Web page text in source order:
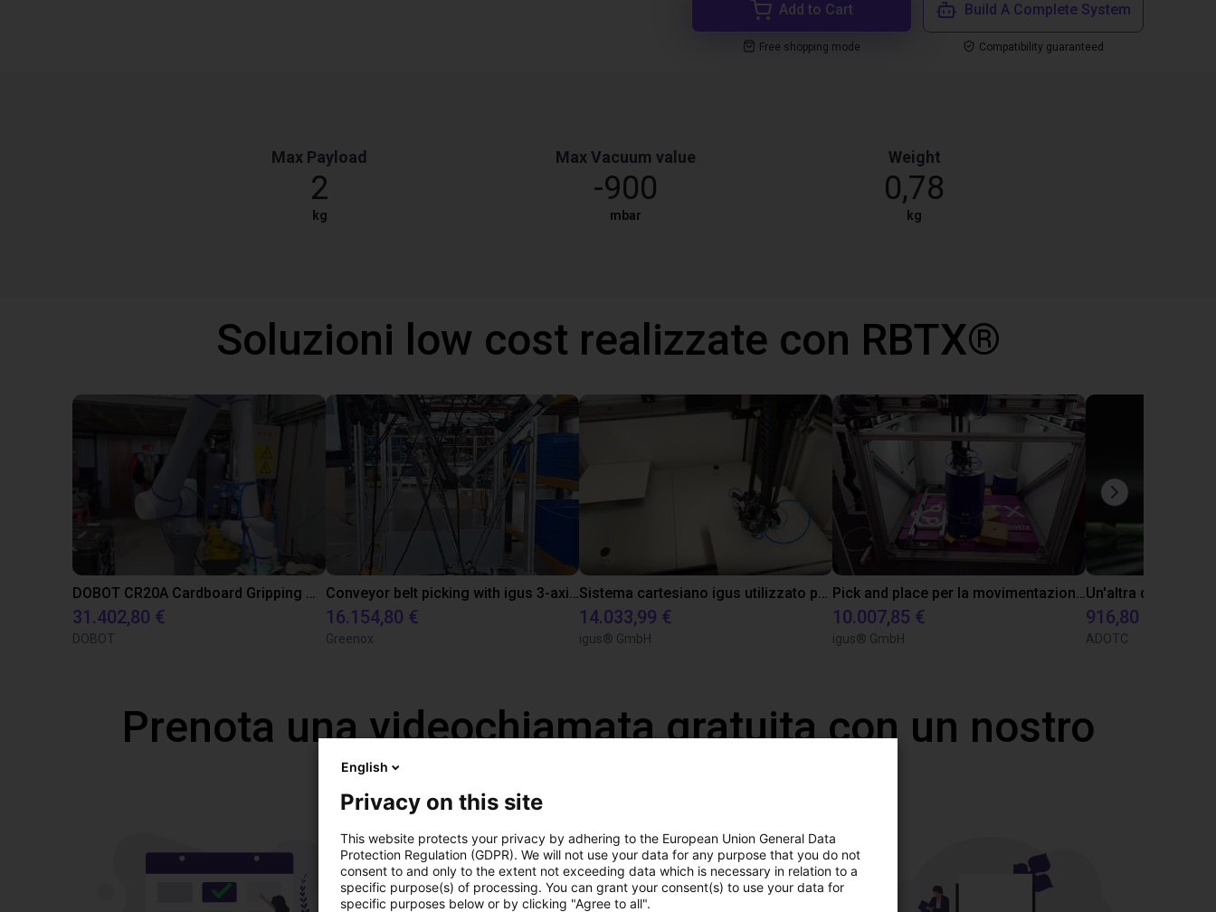
Add to Cart
Free shopping mode
Build A Complete System
Compatibility guaranteed
Max Payload
2
kg
Max Vacuum value
-900
mbar
Weight
0,78
kg
Soluzioni low cost realizzate con RBTX®
DOBOT CR20A Cardboard Gripping with Vacuum Gripper
31.402,80 €
DOBOT
Conveyor belt picking with igus 3-axis delta robot
16.154,80 €
Greenox
Sistema cartesiano igus utilizzato per un'applicazione pick & place
14.033,99 €
igus® GmbH
Pick and place per la movimentazione di secchi
10.007,85 €
igus® GmbH
916,80 €
ADOTC
Prenota una videochiamata gratuita con un nostro
English
Privacy on this site
This website protects your privacy by adhering to the European Union General Data
Protection Regulation (GDPR). We will not use your data for any purpose that you do not
consent to and only to the extent not exceeding data which is necessary in relation to a
specific purpose(s) of processing. You can grant your consent(s) to use your data for
specific purposes below or by clicking "Agree to all".